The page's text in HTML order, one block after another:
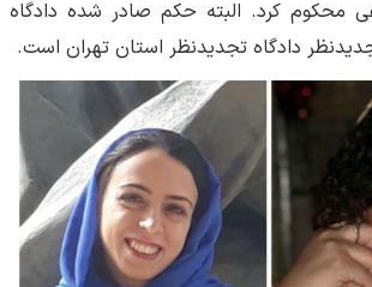
محکوم کرد. البته حکم صادر شده دادگاه
دادگاه تجدیدنظر استان تهران است.